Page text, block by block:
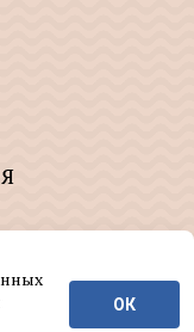
и
г. ОК